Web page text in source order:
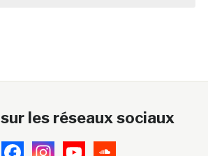
les réseaux sociaux